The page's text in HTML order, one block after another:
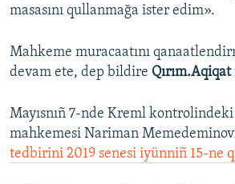
masasını qullanmağa ister edim».
Mahkeme muracaatını
devam ete, dep bildire Qırım.Aqiqat
Mayısnıñ 7-nde Kreml kontrolindeki
mahkemesi Nariman
tedbirini 2019 senesi iyünniñ 15-ne